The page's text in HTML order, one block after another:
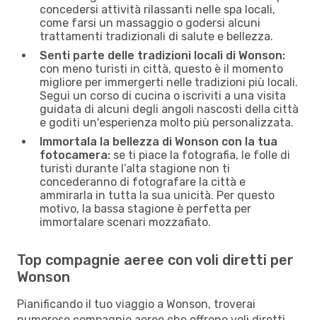
concedersi attività rilassanti nelle spa locali,
come farsi un massaggio o godersi alcuni
trattamenti tradizionali di salute e bellezza.
Senti parte delle tradizioni locali di Wonson:
con meno turisti in città, questo è il momento
migliore per immergerti nelle tradizioni più locali.
Segui un corso di cucina o iscriviti a una visita
guidata di alcuni degli angoli nascosti della città
e goditi un'esperienza molto più personalizzata.
Immortala la bellezza di Wonson con la tua
fotocamera: se ti piace la fotografia, le folle di
turisti durante l’alta stagione non ti
concederanno di fotografare la città e
ammirarla in tutta la sua unicità. Per questo
motivo, la bassa stagione è perfetta per
immortalare scenari mozzafiato.
Top compagnie aeree con voli diretti per
Wonson
Pianificando il tuo viaggio a Wonson, troverai